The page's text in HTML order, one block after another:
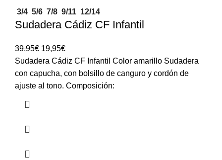
3/4 5/6 7/8 9/11 12/14
Sudadera Cádiz CF Infantil
39,95€ 19,95€
Sudadera Cádiz CF Infantil Color amarillo Sudadera
con capucha, con bolsillo de canguro y cordón de
ajuste al tono. Composición: